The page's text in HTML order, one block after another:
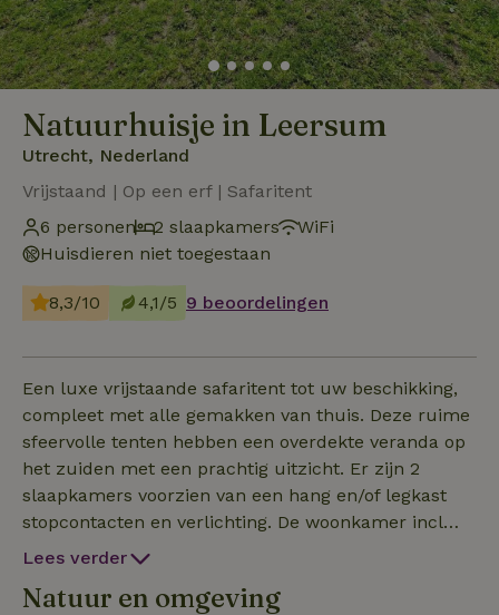
Natuurhuisje in Leersum
Utrecht, Nederland
Vrijstaand | Op een erf | Safaritent
6 personen
2 slaapkamers
WiFi
Huisdieren niet toegestaan
8,3/10 4,1/5 9 beoordelingen
Een luxe vrijstaande safaritent tot uw beschikking,
compleet met alle gemakken van thuis. Deze ruime
sfeervolle tenten hebben een overdekte veranda op
het zuiden met een prachtig uitzicht. Er zijn 2
slaapkamers voorzien van een hang en/of legkast
stopcontacten en verlichting. De woonkamer incl
keuken heeft een eettafel met 6 stoelen. Ook
espresso, koelkast met vriesvak, en een
Lees verder
Natuur en omgeving